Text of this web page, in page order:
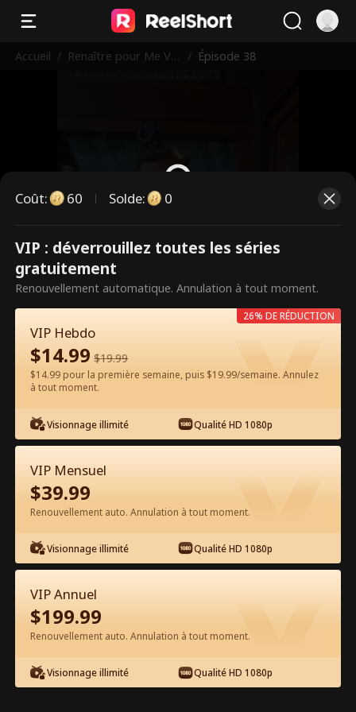
Accueil / Renaître pour Me Ve
/ Épisode 38
Ce sont des épisodes payants.
Débloquez pour regarder.
Regarder gratuitement sur l'App
Épisode 38 - Renaître pour Me
Venger Film complet
1-50 51-76 Tous les épisodes
Coût: 60 Solde: 0
VIP : déverrouillez toutes les séries
gratuitement
Renouvellement automatique. Annulation à tout moment.
VIP Hebdo
$14.99 $19.99
$14.99 pour la première semaine, puis $19.99/semaine. Annulez
à tout moment.
Visionnage illimité Qualité HD 1080p
26% DE RÉDUCTION
VIP Mensuel
$39.99
Renouvellement auto. Annulation à tout moment.
Visionnage illimité Qualité HD 1080p
VIP Annuel
$199.99
Renouvellement auto. Annulation à tout moment.
Visionnage illimité Qualité HD 1080p